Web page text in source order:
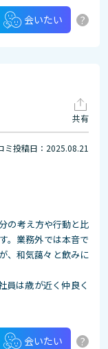
会いたい ?
共有
ミ投稿日：2025.08.21
の考え方や行動と比
。業務外では本音で
、和気藹々と飲みに
員は歳が近く仲良く
会いたい ?